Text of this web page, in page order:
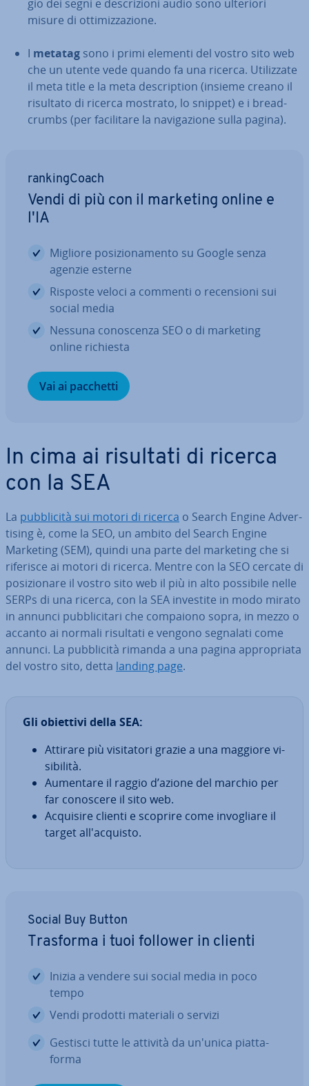
gio dei segni e de­scri­zio­ni audio sono ulteriori
misure di ot­ti­miz­za­zio­ne.
I metatag sono i primi elementi del vostro sito web
che un utente vede quando fa una ricerca. Uti­liz­za­te
il meta title e la meta de­scrip­tion (insieme creano il
risultato di ricerca mostrato, lo snippet) e i brea­d­
crumbs (per fa­ci­li­ta­re la na­vi­ga­zio­ne sulla pagina).
ran­kin­g­Coach
Vendi di più con il marketing online e
l'IA
Migliore po­si­zio­na­men­to su Google senza
agenzie esterne
Risposte veloci a commenti o re­cen­sio­ni sui
social media
Nessuna co­no­scen­za SEO o di marketing
online richiesta
Vai ai pacchetti
In cima ai risultati di ricerca
con la SEA
La pub­bli­ci­tà sui motori di ricerca o Search Engine Ad­ver­
ti­sing è, come la SEO, un ambito del Search Engine
Marketing (SEM), quindi una parte del marketing che si
riferisce ai motori di ricerca. Mentre con la SEO cercate di
po­si­zio­na­re il vostro sito web il più in alto possibile nelle
SERPs di una ricerca, con la SEA investite in modo mirato
in annunci pub­bli­ci­ta­ri che compaiono sopra, in mezzo o
accanto ai normali risultati e vengono segnalati come
annunci. La pub­bli­ci­tà rimanda a una pagina ap­pro­pria­ta
del vostro sito, detta landing page.
Gli obiettivi della SEA:
Attirare più vi­si­ta­to­ri grazie a una maggiore vi­
si­bi­li­tà.
Aumentare il raggio d’azione del marchio per
far conoscere il sito web.
Acquisire clienti e scoprire come in­vo­glia­re il
target al­l'ac­qui­sto.
Social Buy Button
Trasforma i tuoi follower in clienti
Inizia a vendere sui social media in poco
tempo
Vendi prodotti materiali o servizi
Gestisci tutte le attività da un'unica piat­ta­
for­ma